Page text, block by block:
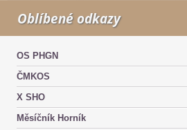
Oblíbené odkazy
OS PHGN
ČMKOS
X SHO
Měsíčník Horník